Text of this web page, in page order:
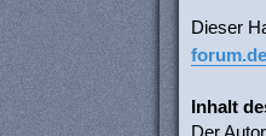
Dieser
forum.de
Inhalt